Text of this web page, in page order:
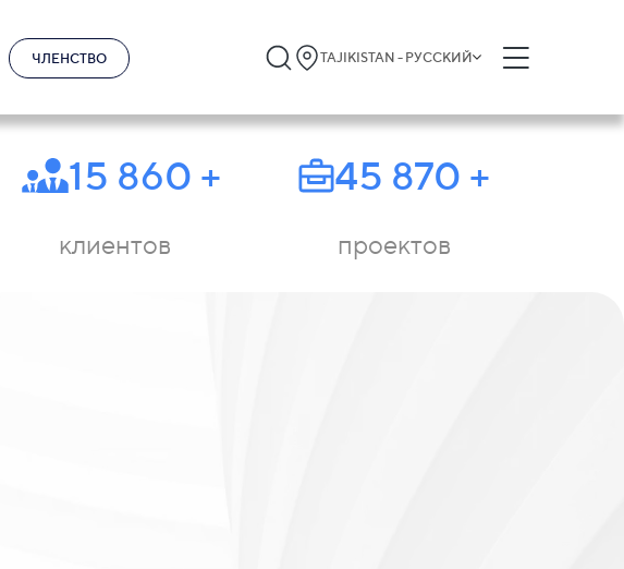
ЧЛЕНСТВО TAJIKISTAN - РУССКИЙ
15 860 +
клиентов
45 870 +
проектов